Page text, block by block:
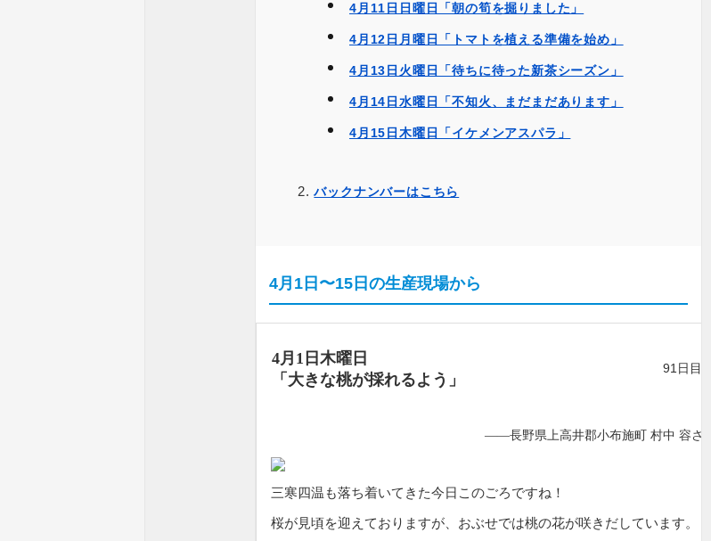
4月11日日曜日「朝の筍を掘りました」
4月12日月曜日「トマトを植える準備を始め」
4月13日火曜日「待ちに待った新茶シーズン」
4月14日水曜日「不知火、まだまだあります」
4月15日木曜日「イケメンアスパラ」
バックナンバーはこちら
4月1日〜15日の生産現場から
4月1日木曜日
「大きな桃が採れるよう」
91日目
——長野県上高井郡小布施町 村中 容さん
三寒四温も落ち着いてきた今日このごろですね！
桜が見頃を迎えておりますが、おぶせでは桃の花が咲きだしています。